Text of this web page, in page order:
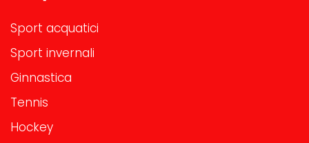
Sport acquatici
Sport invernali
Ginnastica
Tennis
Hockey